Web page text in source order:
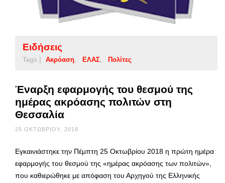
Ειδήσεις
Tags | Ακρόαση ΕΛΑΣ Πολίτες
Έναρξη εφαρμογής του θεσμού της
ημέρας ακρόασης πολιτών στη
Θεσσαλία
25 ΟΚΤΩΒΡΊΟΥ, 2018
Εγκαινιάστηκε την Πέμπτη 25 Οκτωβρίου 2018 η πρώτη ημέρα
εφαρμογής του θεσμού της «ημέρας ακρόασης των πολιτών»,
που καθιερώθηκε με απόφαση του Αρχηγού της Ελληνικής